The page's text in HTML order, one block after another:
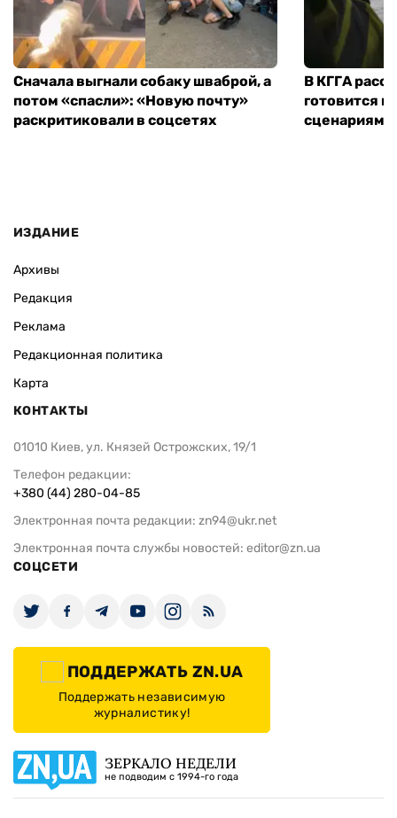
Сначала выгнали собаку шваброй, а
потом «спасли»: «Новую почту»
раскритиковали в соцсетях
В КГГА
готовится
сценариям
ИЗДАНИЕ
Архивы
Редакция
Реклама
Редакционная политика
Карта
КОНТАКТЫ
01010 Киев, ул. Князей Острожских, 19/1
Телефон редакции:
+380 (44) 280-04-85
Электронная почта редакции: zn94@ukr.net
Электронная почта службы новостей: editor@zn.ua
СОЦСЕТИ
ПОДДЕРЖАТЬ ZN.UA
Поддержать независимую
журналистику!
ЗЕРКАЛО НЕДЕЛИ
не подводим с 1994-го года